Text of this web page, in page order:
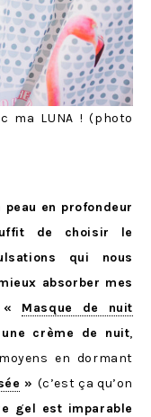
ma LUNA ! (photo
en profondeur
de choisir le
qui nous
absorber mes
« Masque de nuit
crème de nuit,
en dormant
» (c’est ça qu’on
gel est imparable